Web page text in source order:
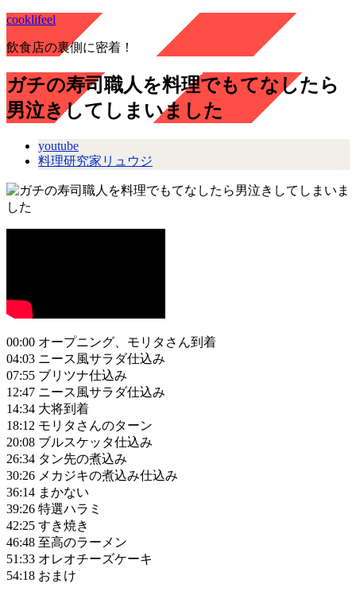
cooklifeel
飲食店の裏側に密着！
ガチの寿司職人を料理でもてなしたら
男泣きしてしまいました
youtube
料理研究家リュウジ
00:00 オープニング、モリタさん到着
04:03 ニース風サラダ仕込み
07:55 ブリツナ仕込み
12:47 ニース風サラダ仕込み
14:34 大将到着
18:12 モリタさんのターン
20:08 ブルスケッタ仕込み
26:34 タン先の煮込み
30:26 メカジキの煮込み仕込み
36:14 まかない
39:26 特選ハラミ
42:25 すき焼き
46:48 至高のラーメン
51:33 オレオチーズケーキ
54:18 おまけ